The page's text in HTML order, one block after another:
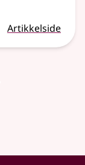
Artikkelside